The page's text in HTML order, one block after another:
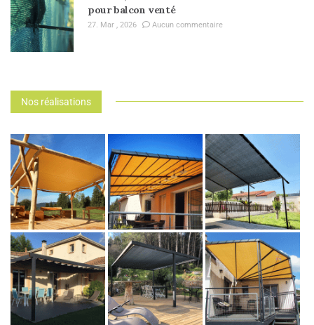
pour balcon venté
27. Mar , 2026 Aucun commentaire
Nos réalisations